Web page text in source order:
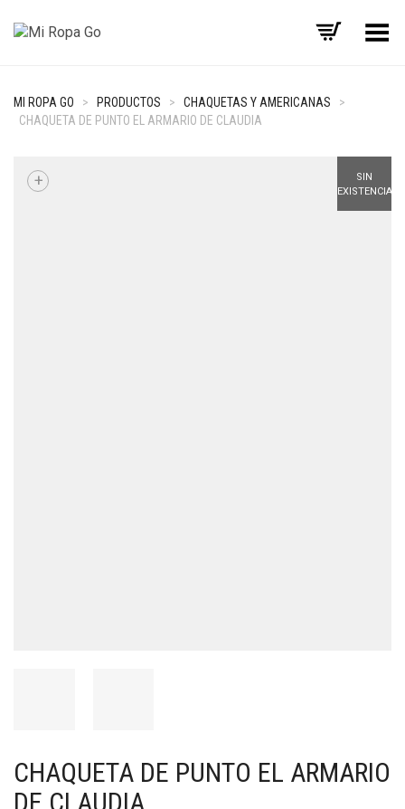
Menú
MI ROPA GO > PRODUCTOS > CHAQUETAS Y AMERICANAS
>
CHAQUETA DE PUNTO EL ARMARIO DE CLAUDIA
SIN
EXISTENCIAS
+
CHAQUETA DE PUNTO EL ARMARIO
DE CLAUDIA